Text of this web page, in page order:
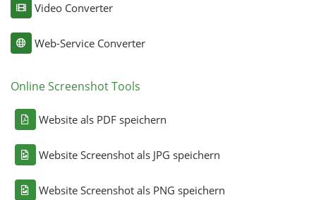
Video Converter
Web-Service Converter
Online Screenshot Tools
Website als PDF speichern
Website Screenshot als JPG speichern
Website Screenshot als PNG speichern